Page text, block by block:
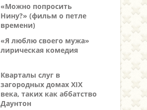
«Можно попросить
Нину?» (фильм о петле
времени)
«Я люблю своего мужа»
лирическая комедия
Кварталы слуг в
загородных домах XIX
века, таких как аббатство
Даунтон